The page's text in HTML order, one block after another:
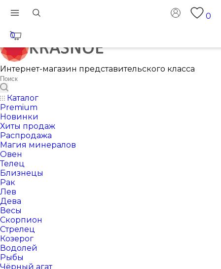
0
0
Интернет-магазин представительского класса
Каталог
Premium
Новинки
Хиты продаж
Распродажа
Магия минералов
Овен
Телец
Близнецы
Рак
Лев
Дева
Весы
Скорпион
Стрелец
Козерог
Водолей
Рыбы
Чёрный агат